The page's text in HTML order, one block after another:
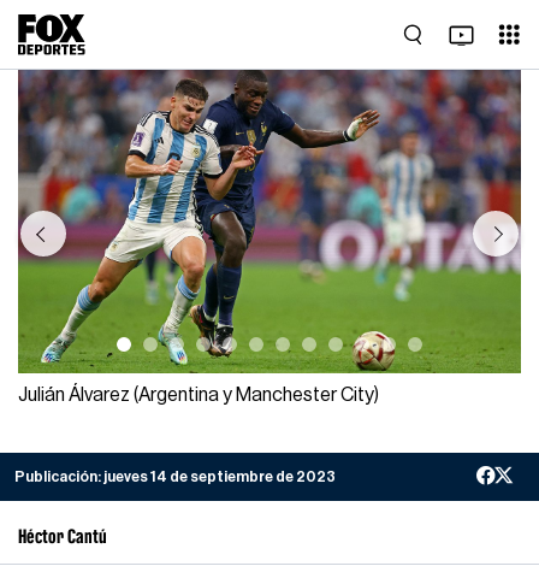
Previous Next
Julián Álvarez (Argentina y Manchester City)
Publicación: jueves 14 de septiembre de 2023
Héctor Cantú